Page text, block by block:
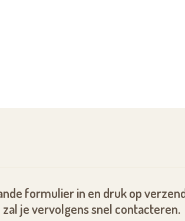
formulier in en druk op
je vervolgens snel contacteren.